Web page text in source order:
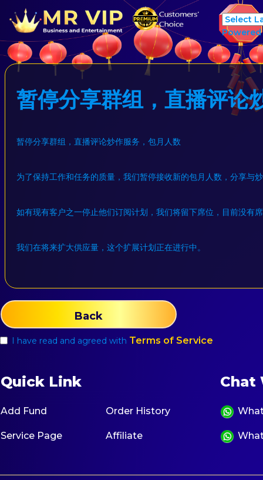
暂停分享群组，直播评论
暂停分享群组，直播评论炒作服务，包月人数
为了保持工作和任务的质量，我们暂停接收新的包月人数，分享与
如有现有客户之一停止他们订阅计划，我们将留下席位，目前没有
我们在将来扩大供应量，这个扩展计划正在进行中。
Back
I have read and agreed with Terms of Service
Quick Link
Add Fund Order History
Service Page Affiliate
Chat